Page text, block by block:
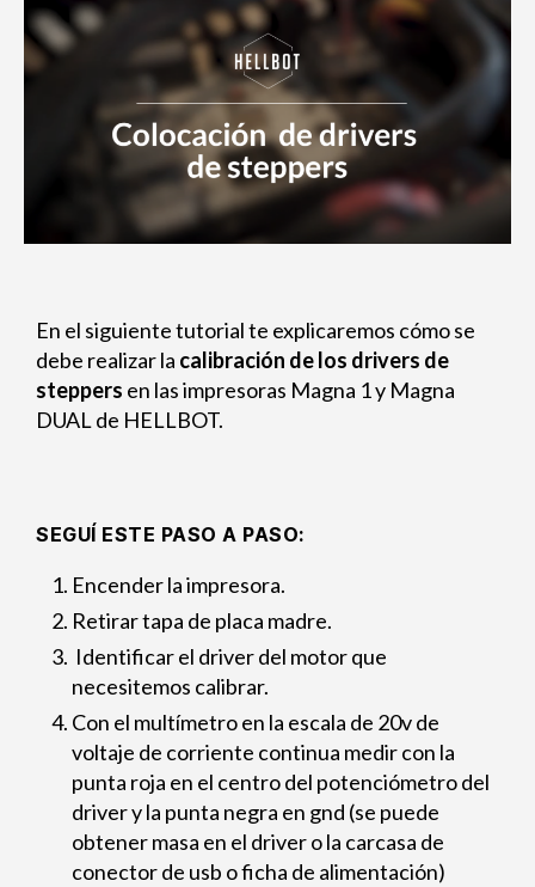
En el siguiente tutorial te explicaremos cómo se
debe realizar la calibración de los drivers de
steppers en las impresoras Magna 1 y Magna
DUAL de HELLBOT.
SEGUÍ ESTE PASO A PASO:
Encender la impresora.
Retirar tapa de placa madre.
Identificar el driver del motor que
necesitemos calibrar.
Con el multímetro en la escala de 20v de
voltaje de corriente continua medir con la
punta roja en el centro del potenciómetro del
driver y la punta negra en gnd (se puede
obtener masa en el driver o la carcasa de
conector de usb o ficha de alimentación)